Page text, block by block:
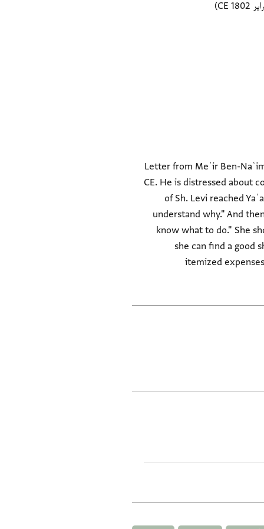
Letter from Meʾir Ben-
CE. He is distressed about
of Sh. Levi reached
understand why." And
know what to do." She
she can find a good
itemized